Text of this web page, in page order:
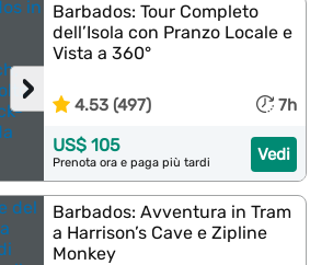
›
Barbados: Tour Completo
dell’Isola con Pranzo Locale e
Vista a 360°
4.53 (497) 7h
Vedi
US$ 105
Prenota ora e paga più tardi
Barbados: Avventura in Tram
a Harrison’s Cave e Zipline
Monkey